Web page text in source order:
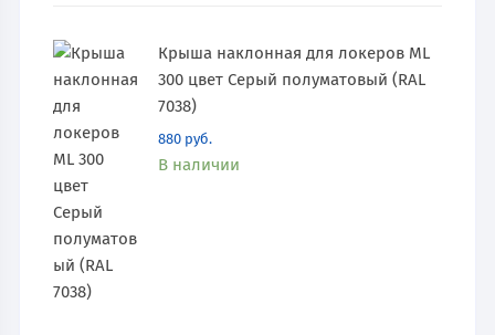
Крыша наклонная для локеров ML
300 цвет Серый полуматовый (RAL
7038)
880 руб.
В наличии